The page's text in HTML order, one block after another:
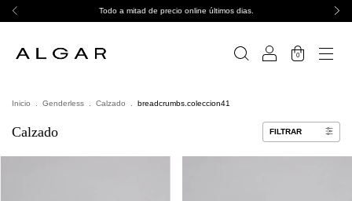
Todo a mitad de precio online últimos dias.
0
Inicio Genderless Calzado breadcrumbs.coleccion41
Calzado FILTRAR